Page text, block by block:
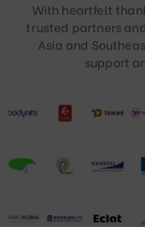
With heartfelt
trusted partners
Asia and
support